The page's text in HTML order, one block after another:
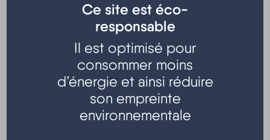
Organisé par la Section"Les Après-midi Créatifs" de
Samedi 2 mars de 9h30 à 19h00
Dimanche 3 mars de 9h30 à 18h00
Créations artisanales, animations enfants, buvette et
petite restauration sur place
Ce site est éco-
responsable
Il est optimisé pour
consommer moins
d’énergie et ainsi réduire
son empreinte
environnementale